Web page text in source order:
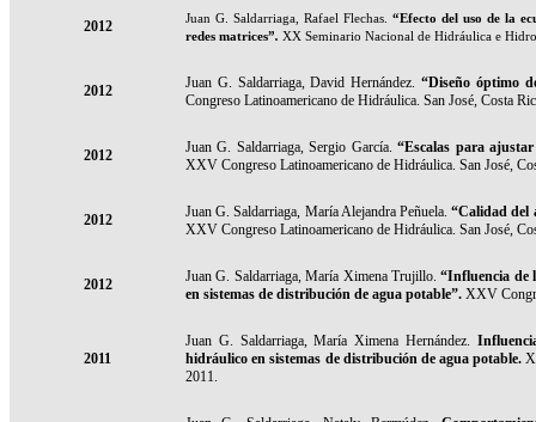
2012 Juan G. Saldarriaga, Rafael Flechas. “Efecto del uso de la
redes matrices”. XX Seminario Nacional de Hidráulica e
2012 Juan G. Saldarriaga, David Hernández.“Diseño óptimo
Congreso Latinoamericano de Hidráulica. San José, Costa
2012 Juan G. Saldarriaga, Sergio García.“Escalas para
XXV Congreso Latinoamericano de Hidráulica. San José,
2012 Juan G. Saldarriaga, María Alejandra Peñuela. “Calidad del
XXV Congreso Latinoamericano de Hidráulica. San José,
2012 Juan G. Saldarriaga, María Ximena Trujillo.“Influencia de
en sistemas de distribución de agua potable”. XXV
2011
Juan G. Saldarriaga, María Ximena Hernández.
hidráulico en sistemas de distribución de agua potable.
2011.